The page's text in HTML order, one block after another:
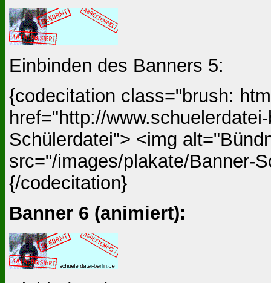
Einbinden des Banners 5:
{codecitation class="brush:
href="http://
Schülerdatei"> <img
src="/images/plakate/Banner-
{/codecitation}
Banner 6 (animiert):